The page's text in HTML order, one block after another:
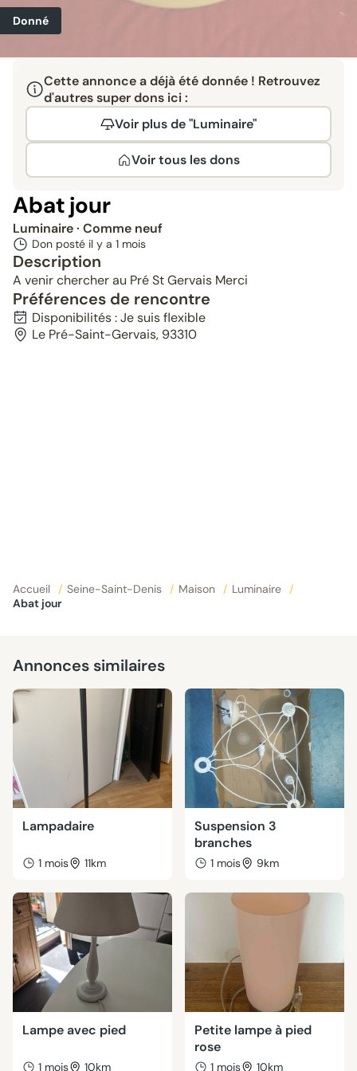
Donné
Cette annonce a déjà été donnée ! Retrouvez
d'autres super dons ici :
Voir plus de "Luminaire"
Voir tous les dons
Abat jour
Luminaire· Comme neuf
Don posté il y a 1 mois
Description
A venir chercher au Pré St Gervais Merci
Préférences de rencontre
Disponibilités : Je suis flexible
Le Pré-Saint-Gervais, 93310
Accueil / Seine-Saint-Denis / Maison / Luminaire
/
Abat jour
Annonces similaires
Lampadaire
1 mois 11km
Suspension 3
branches
1 mois 9km
Lampe avec pied
1 mois 10km
Petite lampe à pied
rose
1 mois 10km